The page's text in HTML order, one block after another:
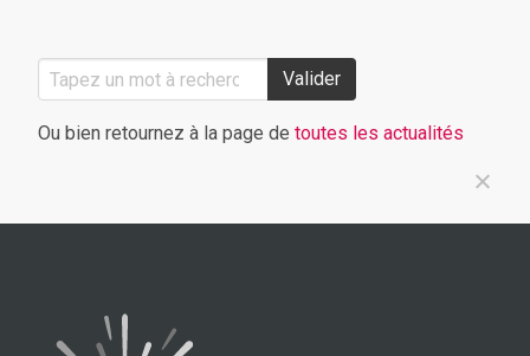
Valider
Ou bien retournez à la page de toutes les actualités